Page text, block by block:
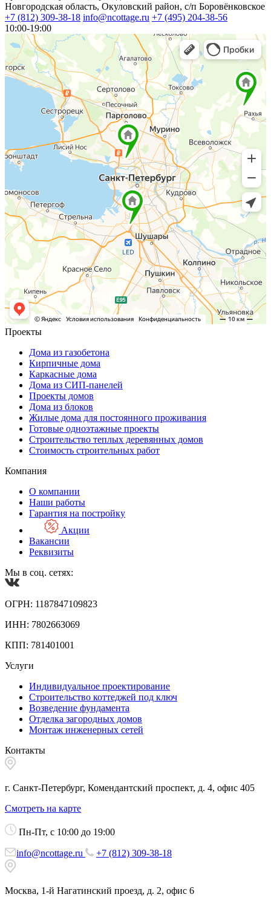
Новгородская область, Окуловский район, с/п Боровёнковское
+7 (812) 309-38-18 info@ncottage.ru +7 (495) 204-38-56
10:00-19:00
Проекты
Дома из газобетона
Кирпичные дома
Каркасные дома
Дома из СИП-панелей
Проекты домов
Дома из блоков
Жилые дома для постоянного проживания
Готовые одноэтажные проекты
Строительство теплых деревянных домов
Стоимость строительных работ
Компания
О компании
Наши работы
Гарантия на постройку
Акции
Вакансии
Реквизиты
Мы в соц. сетях:
ОГРН: 1187847109823
ИНН: 7802663069
КПП: 781401001
Услуги
Индивидуальное проектирование
Строительство коттеджей под ключ
Возведение фундамента
Отделка загородных домов
Монтаж инженерных сетей
Контакты
г. Санкт-Петербург, Комендантский проспект, д. 4, офис 405
Смотреть на карте
Пн-Пт, с 10:00 до 19:00
info@ncottage.ru +7 (812) 309-38-18
Москва, 1-й Нагатинский проезд, д. 2, офис 6